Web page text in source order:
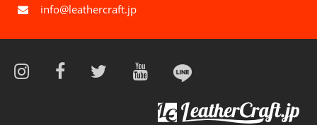
info@leathercraft.jp